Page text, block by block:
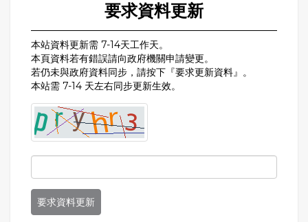
要求資料更新
本站資料更新需 7-14天工作天。
本頁資料若有錯誤請向政府機關申請變更。
若仍未與政府資料同步，請按下『要求更新資料』。
本站需 7-14 天左右同步更新生效。
要求資料更新